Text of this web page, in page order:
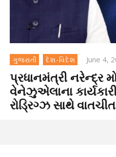
ગુજરાતી દેશ-વિદેશ June 4,
પ્રધાનમંત્રી નરેન્દ્ર
વેનેઝુએલાના
રોડ્રિગ્ઝ સાથે